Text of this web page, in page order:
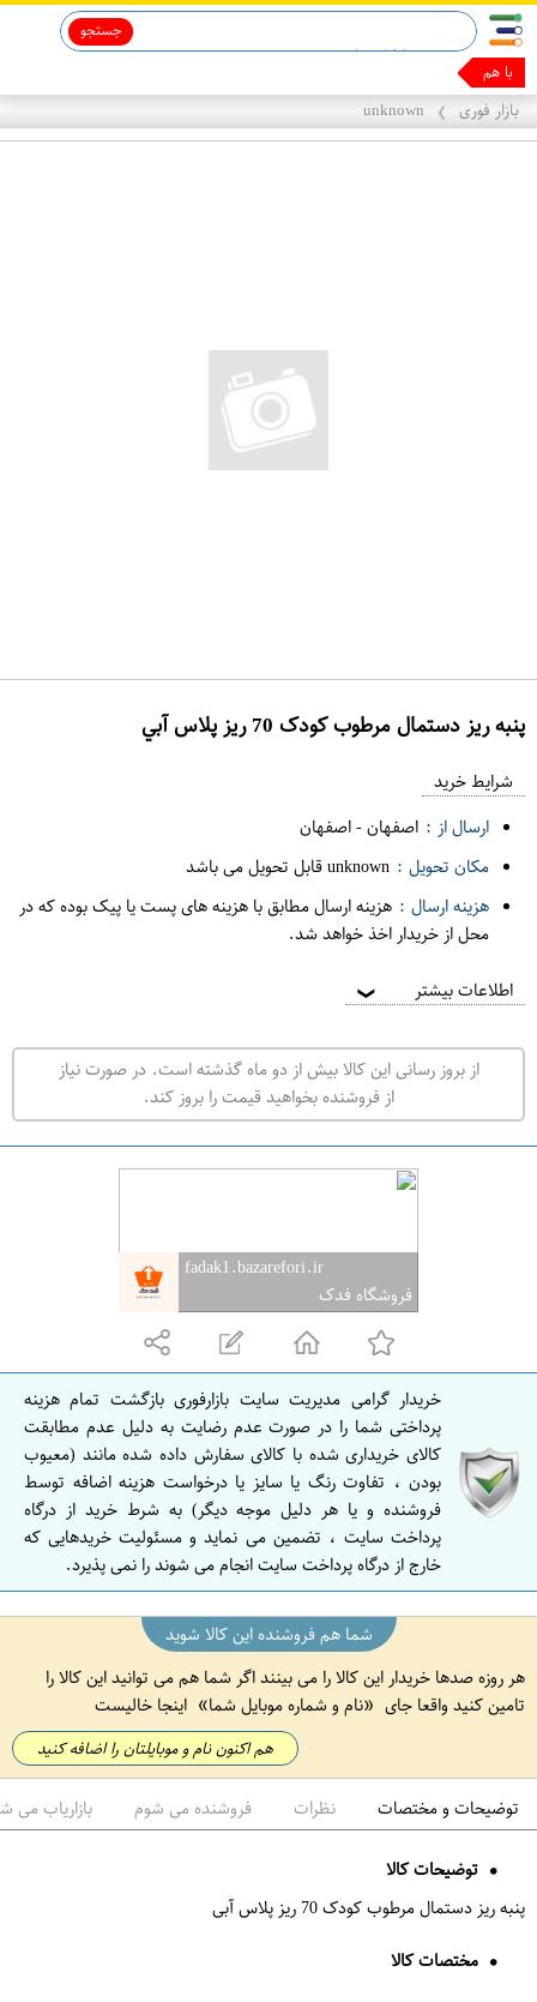
جستجو
با همین گوش
بازار فوری ❯
unknown
پنبه ريز دستمال مرطوب کودک 70 ريز پلاس آبي
ر
ت
ه
ر
ا
ص
ف
ن
ا
ص
ف
ه
ا
ن
شرایط خرید
ارسال از : اصفهان-اصفهان
مکان تحویل : unknown قابل تحویل می باشد
هزینه ارسال : هزینه ارسال مطابق با هزینه های پست یا پیک بوده که در
محل از خریدار اخذ خواهد شد.
اطلاعات بیشتر ❯
از بروز رسانی این کالا بیش از دو ماه گذشته است. در صورت نیاز
از فروشنده بخواهید قیمت را بروز کند.
fadak1.bazarefori.ir
فروشگاه فدک
خریدار گرامی مدیریت سایت بازارفوری بازگشت تمام هزینه
پرداختی شما را در صورت عدم رضایت به دلیل عدم مطابقت
کالای خریداری شده با کالای سفارش داده شده مانند (معیوب
بودن ، تفاوت رنگ یا سایز یا درخواست هزینه اضافه توسط
فروشنده و یا هر دلیل موجه دیگر) به شرط خرید از درگاه
پرداخت سایت ، تضمین می نماید و مسئولیت خریدهایی که
خارج از درگاه پرداخت سایت انجام می شوند را نمی پذیرد.
شما هم فروشنده این کالا شوید
هر روزه صدها خریدار این کالا را می بینند اگر شما هم می توانید این کالا را
تامین کنید واقعا جای
نام و شماره موبایل شما اینجا خالیست
هم اکنون نام و موبایلتان را اضافه کنید
توضیحات و مختصات نظرات فروشنده می شوم بازاریاب می
توضیحات کالا
پنبه ریز دستمال مرطوب کودک 70 ریز پلاس آبی
مختصات کالا